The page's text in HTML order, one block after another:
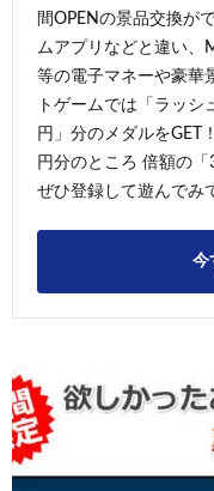
間OPENの景品交換が
ムアプリなどと違い、
等の電子マネーや豪華
トゲームでは「ラッ
円」分のメダルをGET
円分のところ 倍額の
ぜひ登録して遊んでみ
今